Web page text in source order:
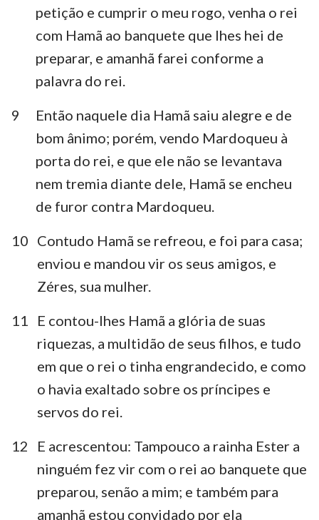
petição e cumprir o meu rogo, venha o rei
com Hamã ao banquete que lhes hei de
preparar, e amanhã farei conforme a
palavra do rei.
9
Então naquele dia Hamã saiu alegre e de
bom ânimo; porém, vendo Mardoqueu à
porta do rei, e que ele não se levantava
nem tremia diante dele, Hamã se encheu
de furor contra Mardoqueu.
10 Contudo Hamã se refreou, e foi para casa;
enviou e mandou vir os seus amigos, e
Zéres, sua mulher.
11
E contou-lhes Hamã a glória de suas
riquezas, a multidão de seus filhos, e tudo
em que o rei o tinha engrandecido, e como
o havia exaltado sobre os príncipes e
servos do rei.
12
E acrescentou: Tampouco a rainha Ester a
ninguém fez vir com o rei ao banquete que
preparou, senão a mim; e também para
amanhã estou convidado por ela